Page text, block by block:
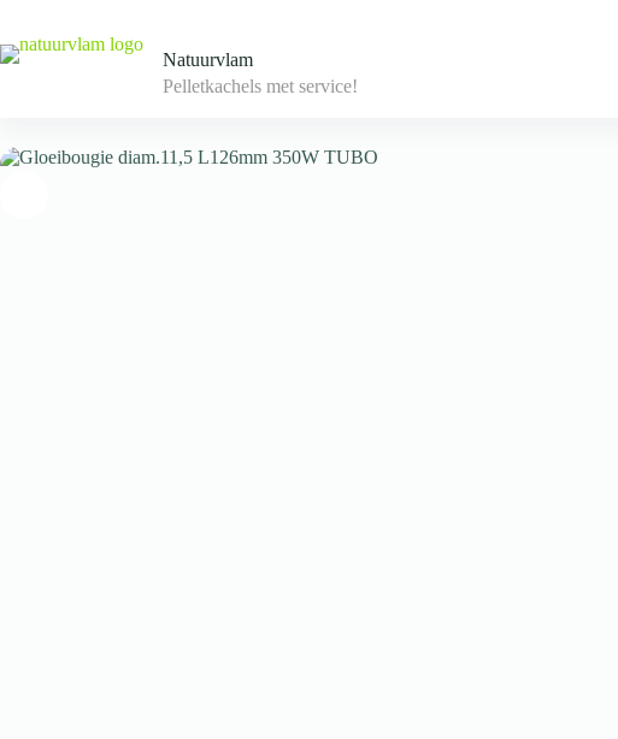
content
Natuurvlam
Pelletkachels met service!